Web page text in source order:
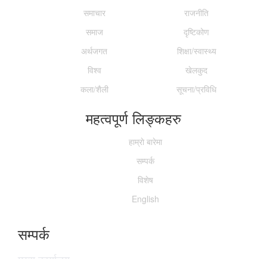
समाचार
राजनीति
समाज
दृष्टिकोण
अर्थजगत
शिक्षा/स्वास्थ्य
विश्व
खेलकुद
कला/शैली
सूचना/प्रविधि
महत्वपूर्ण लिङ्कहरु
हाम्राे बारेमा
सम्पर्क
विशेष
English
सम्पर्क